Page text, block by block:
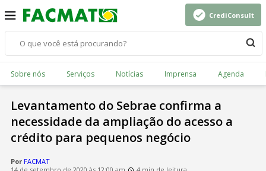
CrediConsult
Sobre nós Serviços Notícias Imprensa Agenda
Levantamento do Sebrae confirma a
necessidade da ampliação do acesso a
crédito para pequenos negócio
Por FACMAT